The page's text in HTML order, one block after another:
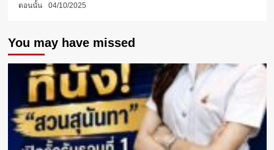
ตอนนั้น 04/10/2025
You may have missed